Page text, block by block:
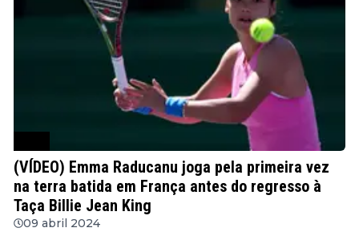
(VÍDEO) Emma Raducanu joga pela primeira vez
na terra batida em França antes do regresso à
Taça Billie Jean King
09 abril 2024